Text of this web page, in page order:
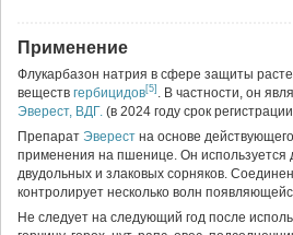
Применение
Флукарбазон натрия в сфере защиты
веществ гербицидов[5] . В частности, он
Эверест, ВДГ. (в 2024 году срок
Препарат Эверест на основе
применения на пшенице. Он используется
двудольных и злаковых сорняков.
контролирует несколько волн
Не следует на следующий год после